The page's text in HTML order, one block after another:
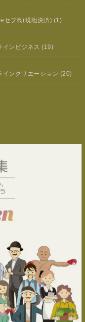
セブ島(現地決済) (1)
インビジネス (19)
インクリエーション (20)